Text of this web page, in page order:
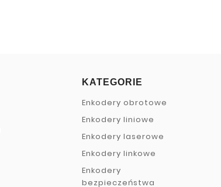
KATEGORIE
Enkodery obrotowe
Enkodery liniowe
Enkodery laserowe
Enkodery linkowe
Enkodery
bezpieczeństwa